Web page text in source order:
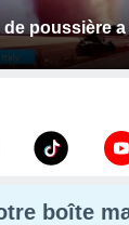
poussière
boîte